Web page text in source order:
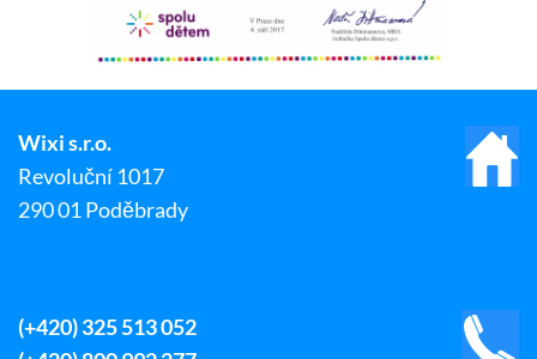
Wixi s.r.o.
Revoluční 1017
290 01 Poděbrady
(+420) 325 513 052